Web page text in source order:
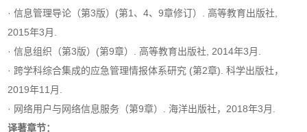
· 信息管理导论（第3版）(第1、4、9章修订）. 高等教育出版社,
2015年3月.
· 信息组织（第3版）(第9章）. 高等教育出版社, 2014年3月.
· 跨学科综合集成的应急管理情报体系研究 (第2章). 科学出版社，
2019年11月.
· 网络用户与网络信息服务（第9章）. 海洋出版社，2018年3月.
译著章节：